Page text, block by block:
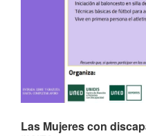
Las Mujeres con